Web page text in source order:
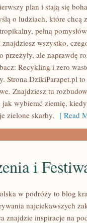
plan i stają się
o ludziach, które chcą
pełną
wszystko,
przeżyły, ale naprawdę
Recykling i zero
Strona DzikiParapet.pl
Znajdziesz tu
jak wybierać ziemię,
zielone skarby. [ Read
i
w podróży to blog
najciekawszych
znajdzie inspiracje na